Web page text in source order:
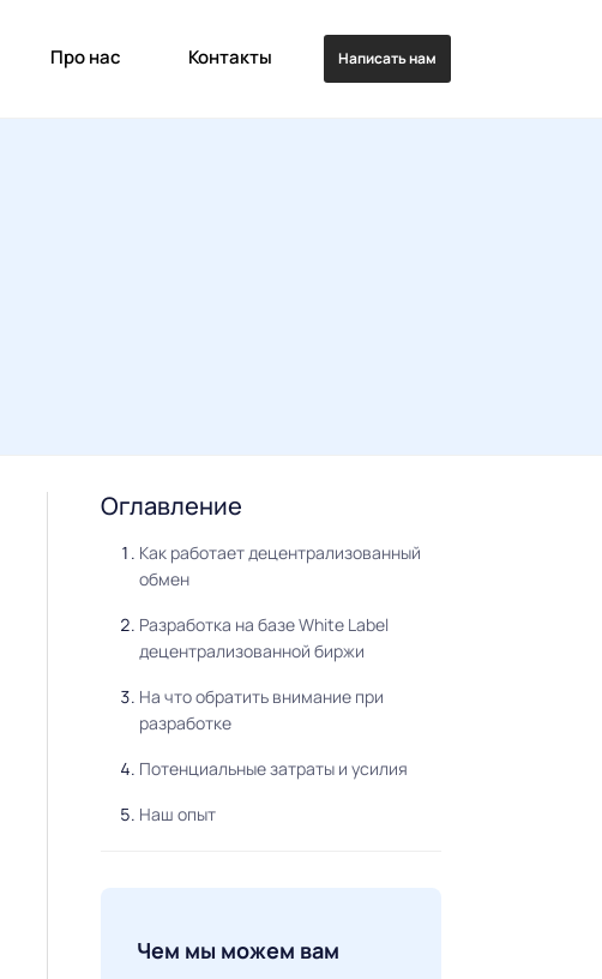
Про нас Контакты Написать нам
Оглавление
Как работает децентрализованный
обмен
Разработка на базе White Label
децентрализованной биржи
На что обратить внимание при
разработке
Потенциальные затраты и усилия
Наш опыт
Чем мы можем вам